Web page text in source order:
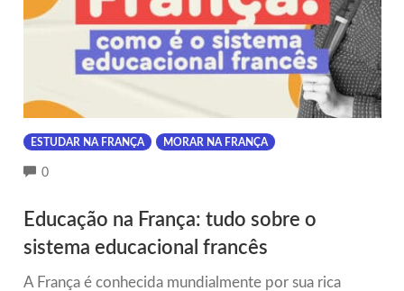
ESTUDAR NA FRANÇA MORAR NA FRANÇA
0COMMENTS
Educação na França: tudo sobre o
sistema educacional francês
A França é conhecida mundialmente por sua rica